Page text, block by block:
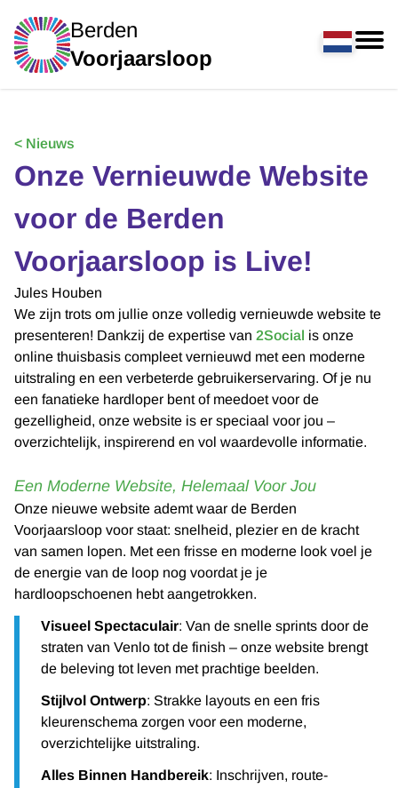
Berden
Voorjaarsloop
< Nieuws
Onze Vernieuwde Website
voor de Berden
Voorjaarsloop is Live!
Jules Houben
We zijn trots om jullie onze volledig vernieuwde website te
presenteren! Dankzij de expertise van 2Social is onze
online thuisbasis compleet vernieuwd met een moderne
uitstraling en een verbeterde gebruikerservaring. Of je nu
een fanatieke hardloper bent of meedoet voor de
gezelligheid, onze website is er speciaal voor jou –
overzichtelijk, inspirerend en vol waardevolle informatie.
Een Moderne Website, Helemaal Voor Jou
Onze nieuwe website ademt waar de Berden
Voorjaarsloop voor staat: snelheid, plezier en de kracht
van samen lopen. Met een frisse en moderne look voel je
de energie van de loop nog voordat je je
hardloopschoenen hebt aangetrokken.
Visueel Spectaculair: Van de snelle sprints door de
straten van Venlo tot de finish – onze website brengt
de beleving tot leven met prachtige beelden.
Stijlvol Ontwerp: Strakke layouts en een fris
kleurenschema zorgen voor een moderne,
overzichtelijke uitstraling.
Alles Binnen Handbereik: Inschrijven, route-